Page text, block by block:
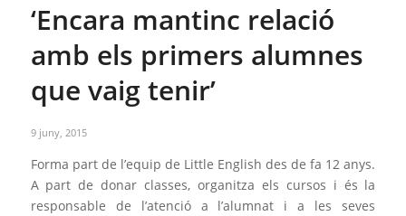
‘Encara mantinc relació
amb els primers alumnes
que vaig tenir’
9 juny, 2015
Forma part de l’equip de Little English des de fa 12 anys.
A part de donar classes, organitza els cursos i és la
responsable de l’atenció a l’alumnat i a les seves